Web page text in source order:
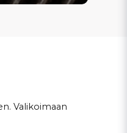
Valikoimaan